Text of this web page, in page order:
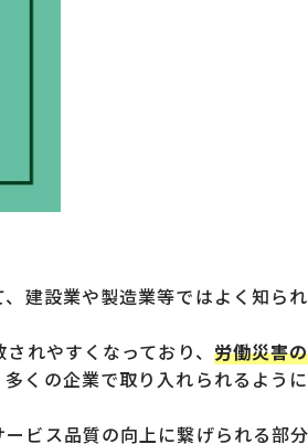
、建設業や製造業等ではよく知られ
れやすくなっており、 労働災害の
多くの企業で取り入れられるように
ビス品質の向上に繋げられる部分